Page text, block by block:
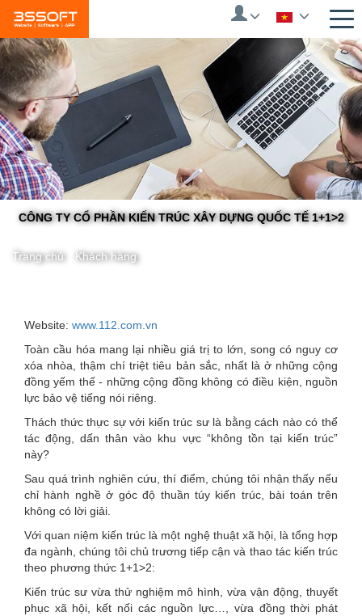
main
content
CÔNG TY CỔ PHẦN KIẾN TRÚC XÂY DỰNG QUỐC TẾ 1+1>2
Trang chủ Khách hàng
You
are
here
Website: www.112.com.vn
Toàn cầu hóa mang lại nhiều giá trị to lớn, song có nguy cơ
xóa nhòa, thậm chí triệt tiêu bản sắc, nhất là ở những cộng
đồng yếm thế - những cộng đồng không có điều kiện, nguồn
lực bảo vệ tiếng nói riêng.
Thách thức thực sự với kiến trúc sư là bằng cách nào có thể
tác động, dấn thân vào khu vực “không tồn tại kiến trúc”
này?
Sau quá trình nghiên cứu, thí điểm, chúng tôi nhận thấy nếu
chỉ hành nghề ở góc độ thuần túy kiến trúc, bài toán trên
không có lời giải.
Với quan niệm kiến trúc là một nghệ thuật xã hội, là tổng hợp
đa ngành, chúng tôi chủ trương tiếp cận và thao tác kiến trúc
theo phương thức 1+1>2:
Kiến trúc sư vừa thử nghiệm mô hình, vừa vận động, thuyết
phục xã hội, kết nối các nguồn lực…, vừa đồng thời phát